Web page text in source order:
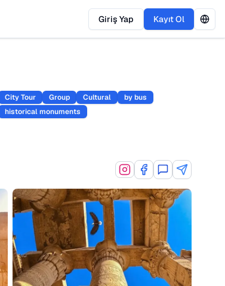
Giriş Yap Kayıt Ol
City Tour Group Cultural
by bus
historical monuments